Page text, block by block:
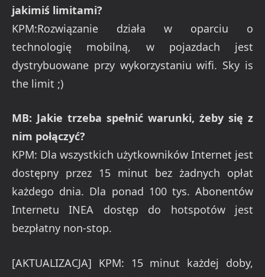
jakimiś limitami?
KPM:Rozwiązanie działa w oparciu o
technologię mobilną, w pojazdach jest
dystrybuowane przy wykorzystaniu wifi. Sky is
the limit ;)
MB: Jakie trzeba spełnić warunki, żeby się z
nim połączyć?
KPM: Dla wszystkich użytkowników Internet jest
dostępny przez 15 minut bez żadnych opłat
każdego dnia. Dla ponad 100 tys. Abonentów
Internetu INEA dostęp do hotspotów jest
bezpłatny non-stop.
[AKTUALIZACJA] KPM: 15 minut każdej doby,